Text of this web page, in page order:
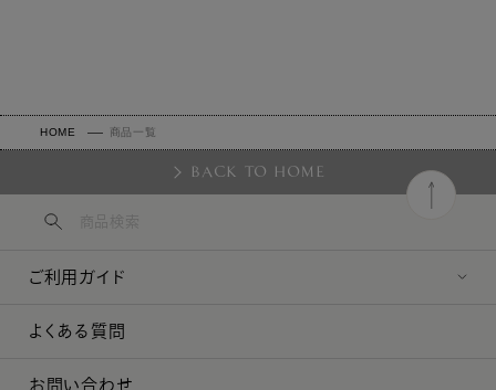
HOME 商品一覧
BACK TO HOME
ご利用ガイド
よくある質問
お問い合わせ